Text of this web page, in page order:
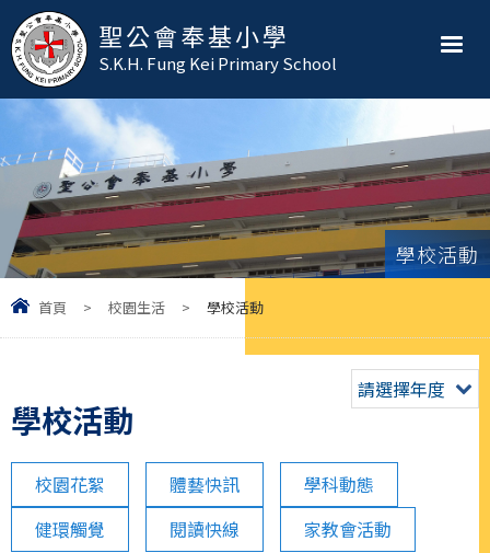
聖公會奉基小學
S.K.H. Fung Kei Primary School
學校活動
首頁 > 校園生活 > 學校活動
學校活動
請選擇年度
校園花絮 體藝快訊
學科動態
健環觸覺
閱讀快線 家教會活動